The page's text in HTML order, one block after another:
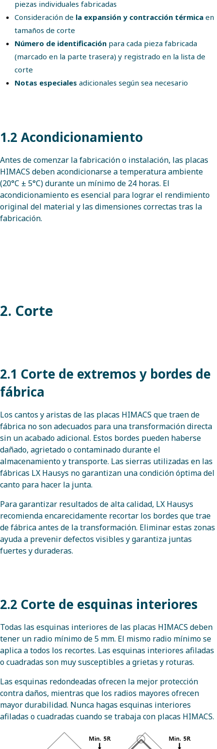
piezas individuales fabricadas
Consideración de la expansión y contracción térmica en
tamaños de corte
Número de identificación para cada pieza fabricada
(marcado en la parte trasera) y registrado en la lista de
corte
Notas especiales adicionales según sea necesario
1.2 Acondicionamiento
Antes de comenzar la fabricación o instalación, las placas
HIMACS deben acondicionarse a temperatura ambiente
(20°C ± 5°C) durante un mínimo de 24 horas. El
acondicionamiento es esencial para lograr el rendimiento
original del material y las dimensiones correctas tras la
fabricación.
2. Corte
2.1 Corte de extremos y bordes de
fábrica
Los cantos y aristas de las placas HIMACS que traen de
fábrica no son adecuados para una transformación directa
sin un acabado adicional. Estos bordes pueden haberse
dañado, agrietado o contaminado durante el
almacenamiento y transporte. Las sierras utilizadas en las
fábricas LX Hausys no garantizan una condición óptima del
canto para hacer la junta.
Para garantizar resultados de alta calidad, LX Hausys
recomienda encarecidamente recortar los bordes que trae
de fábrica antes de la transformación. Eliminar estas zonas
ayuda a prevenir defectos visibles y garantiza juntas
fuertes y duraderas.
2.2 Corte de esquinas interiores
Todas las esquinas interiores de las placas HIMACS deben
tener un radio mínimo de 5 mm. El mismo radio mínimo se
aplica a todos los recortes. Las esquinas interiores afiladas
o cuadradas son muy susceptibles a grietas y roturas.
Las esquinas redondeadas ofrecen la mejor protección
contra daños, mientras que los radios mayores ofrecen
mayor durabilidad. Nunca hagas esquinas interiores
afiladas o cuadradas cuando se trabaja con placas HIMACS.